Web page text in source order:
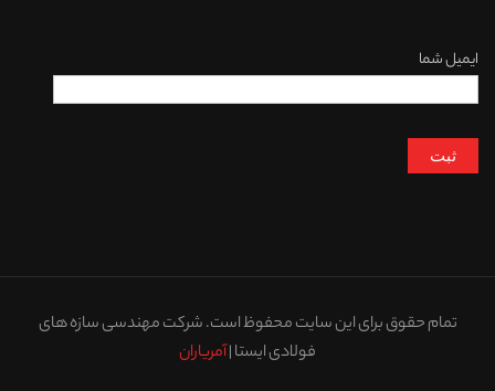
ایمیل شما
تمام حقوق برای این سایت محفوظ است. شرکت مهندسی سازه های
فولادی ایستا |آمریاران